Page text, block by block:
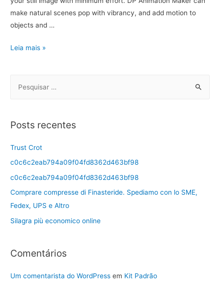
make natural scenes pop with vibrancy, and add motion to
objects and …
Leia mais »
Posts recentes
Trust Crot
c0c6c2eab794a09f04fd8362d463bf98
c0c6c2eab794a09f04fd8362d463bf98
Comprare compresse di Finasteride. Spediamo con lo SME,
Fedex, UPS e Altro
Silagra più economico online
Comentários
Um comentarista do WordPress em Kit Padrão